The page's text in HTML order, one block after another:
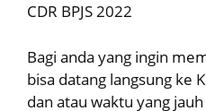
CDR BPJS 2022
Bagi anda yang ingin
bisa datang langsung ke
dan atau waktu yang